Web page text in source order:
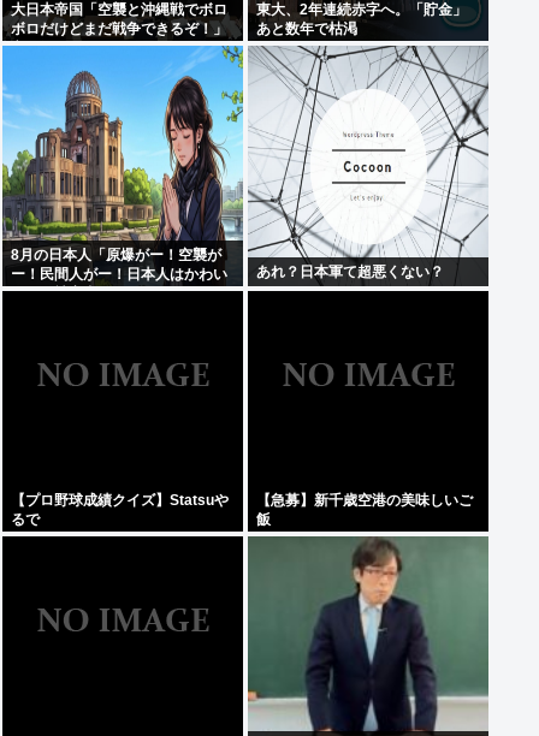
大日本帝国「空襲と沖縄戦でボロ
ボロだけどまだ戦争できるぞ！」
言うほどか？
東大、2年連続赤字へ。「貯金」
あと数年で枯渇
8月の日本人「原爆がー！空襲が
ー！民間人がー！日本人はかわい
そうな被害者！」→いやおまえら
あれ？日本軍て超悪くない？
【プロ野球成績クイズ】Statsuや
るで
【急募】新千歳空港の美味しいご
飯